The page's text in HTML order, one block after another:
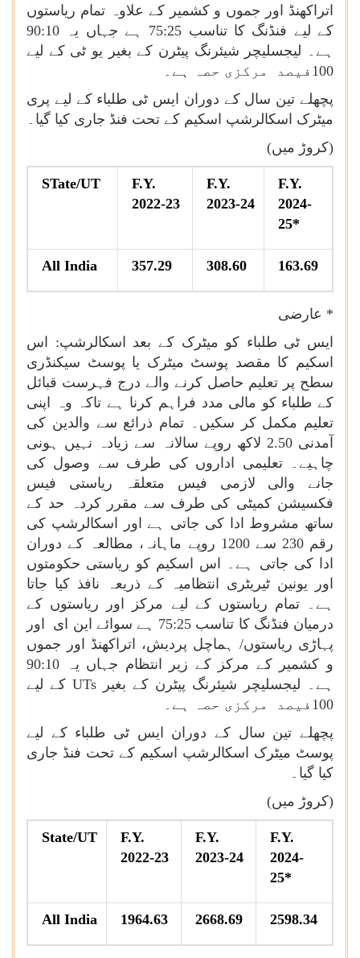
اتراکھنڈ اور جموں و کشمیر کے علاوہ تمام ریاستوں
کے لیے فنڈنگ
کا تناسب 75:25 ہے جہاں یہ 90:10
ہے۔ لیجسلیچر شیئرنگ پیٹرن کے بغیر یو ٹی کے لیے
100فیصد مرکزی حصہ ہے۔
پچھلے تین سال کے دوران ایس ٹی طلباء کے لیے پری
میٹرک اسکالرشپ اسکیم کے تحت فنڈ جاری کیا گیا۔
(کروڑ میں)
STate/UT
F.Y.
2022-23
F.Y.
2023-24
F.Y.
2024-
25*
All India 357.29 308.60 163.69
* عارضی
ایس ٹی طلباء کو میٹرک کے بعد اسکالرشپ: اس
اسکیم کا مقصد پوسٹ میٹرک یا پوسٹ سیکنڈری
سطح پر تعلیم حاصل کرنے والے درج فہرست قبائل
کے طلباء کو مالی مدد فراہم کرنا ہے تاکہ وہ اپنی
تعلیم مکمل کر سکیں۔ تمام ذرائع سے والدین کی
آمدنی 2.50 لاکھ روپے سالانہ سے زیادہ نہیں ہونی
چاہیے۔ تعلیمی اداروں کی طرف سے وصول کی
جانے والی لازمی فیس متعلقہ ریاستی فیس
فکسیشن کمیٹی کی طرف سے مقرر کردہ حد کے
ساتھ مشروط ادا کی جاتی ہے اور اسکالرشپ کی
رقم 230 سے
1200 روپے ماہانہ، مطالعہ کے دوران
ادا کی جاتی ہے۔ اس اسکیم کو ریاستی حکومتوں
اور یونین ٹیریٹری انتظامیہ کے ذریعہ نافذ کیا جاتا
ہے۔ تمام ریاستوں کے لیے مرکز اور ریاستوں کے
درمیان فنڈنگ
کا تناسب 75:25 ہے سوائے این ای اور
پہاڑی ریاستوں/ ہماچل پردیش، اتراکھنڈ اور جموں
و کشمیر کے مرکز کے زیر انتظام جہاں یہ 90:10
ہے۔ لیجسلیچر شیئرنگ پیٹرن کے بغیر UTs کے لیے
100فیصد مرکزی حصہ ہے۔
پچھلے تین سال کے دوران ایس ٹی طلباء کے لیے
پوسٹ میٹرک اسکالرشپ اسکیم کے تحت فنڈ جاری
کیا گیا۔
(کروڑ میں)
State/UT
F.Y.
2022-23
F.Y.
2023-24
F.Y.
2024-
25*
All India 1964.63 2668.69 2598.34